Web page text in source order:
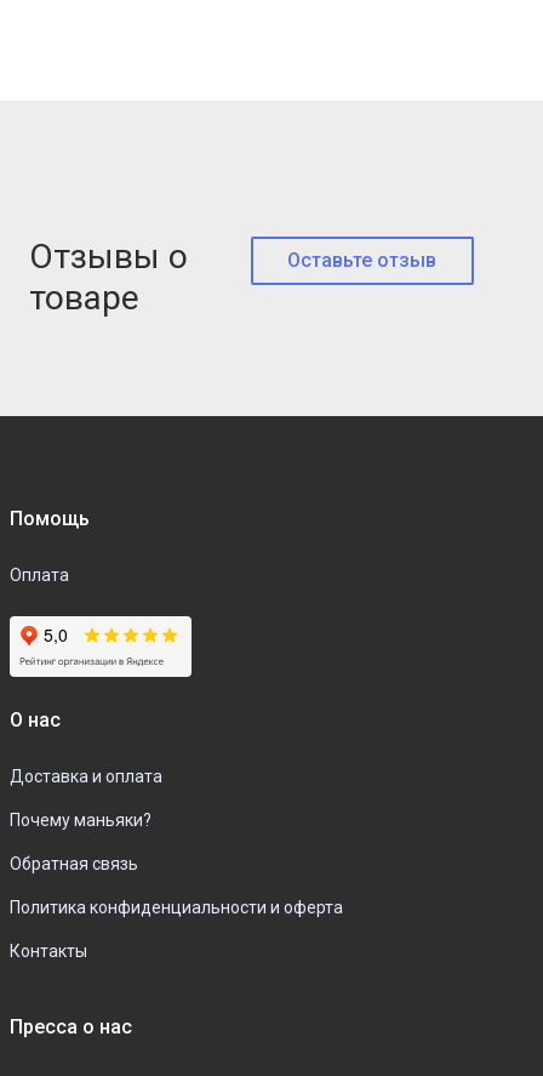
Отзывы о
товаре
Оставьте отзыв
Помощь
Оплата
О нас
Доставка и оплата
Почему маньяки?
Обратная связь
Политика конфиденциальности и оферта
Контакты
Пресса о нас